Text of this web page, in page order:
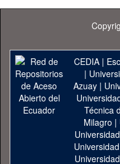
CEDIA|
|
Azuay|
Técnica
Milagro |